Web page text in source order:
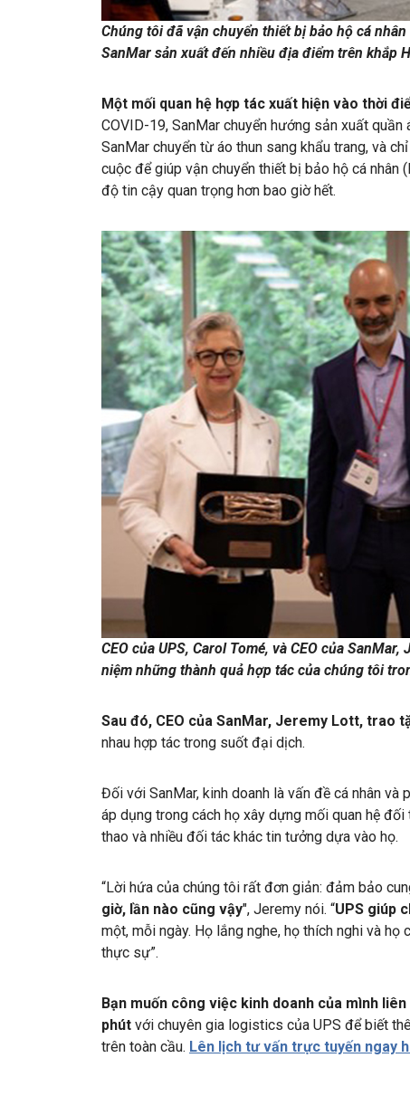
Chúng tôi đã vận chuyển thiết bị bảo hộ cá
SanMar sản xuất đến nhiều địa điểm trên khắp
Một mối quan hệ hợp tác xuất hiện vào thời
COVID-19, SanMar chuyển hướng sản xuất quần
SanMar chuyển từ áo thun sang khẩu trang, và
cuộc để giúp vận chuyển thiết bị bảo hộ cá
độ tin cậy quan trọng hơn bao giờ hết.
CEO của UPS, Carol Tomé, và CEO của
niệm những thành quả hợp tác của chúng tôi
Sau đó, CEO của SanMar, Jeremy Lott, trao
nhau hợp tác trong suốt đại dịch.
Đối với SanMar, kinh doanh là vấn đề cá nhân và
áp dụng trong cách họ xây dựng mối quan hệ
thao và nhiều đối tác khác tin tưởng dựa vào họ.
“Lời hứa của chúng tôi rất đơn giản: đảm bảo
giờ, lần nào cũng vậy", Jeremy nói. “UPS giúp
một, mỗi ngày. Họ lắng nghe, họ thích nghi và
thực sự”.
Bạn muốn công việc kinh doanh của mình
phút với chuyên gia logistics của UPS để biết
trên toàn cầu. Lên lịch tư vấn trực tuyến ngay